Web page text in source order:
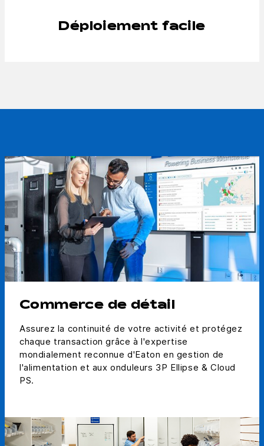
Déploiement facile
Commerce de détail
Assurez la continuité de votre activité et protégez
chaque transaction grâce à l'expertise
mondialement reconnue d'Eaton en gestion de
l'alimentation et aux onduleurs 3P Ellipse & Cloud
PS.